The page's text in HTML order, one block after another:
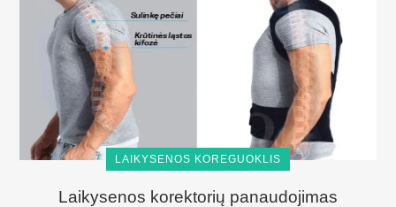
LAIKYSENOS KOREGUOKLIS
Laikysenos korektorių panaudojimas